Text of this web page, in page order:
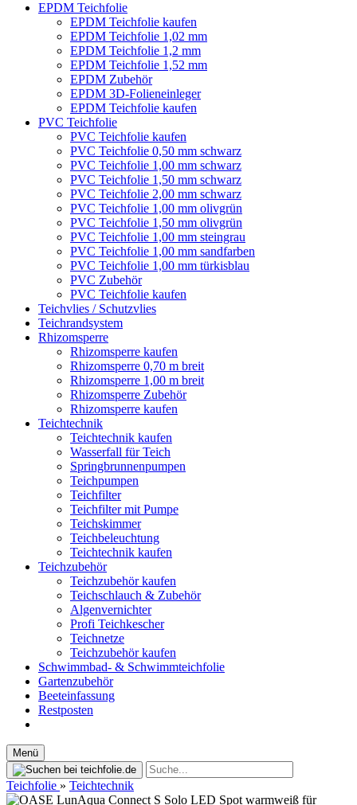
EPDM Teichfolie
EPDM Teichfolie kaufen
EPDM Teichfolie 1,02 mm
EPDM Teichfolie 1,2 mm
EPDM Teichfolie 1,52 mm
EPDM Zubehör
EPDM 3D-Folieneinleger
EPDM Teichfolie kaufen
PVC Teichfolie
PVC Teichfolie kaufen
PVC Teichfolie 0,50 mm schwarz
PVC Teichfolie 1,00 mm schwarz
PVC Teichfolie 1,50 mm schwarz
PVC Teichfolie 2,00 mm schwarz
PVC Teichfolie 1,00 mm olivgrün
PVC Teichfolie 1,50 mm olivgrün
PVC Teichfolie 1,00 mm steingrau
PVC Teichfolie 1,00 mm sandfarben
PVC Teichfolie 1,00 mm türkisblau
PVC Zubehör
PVC Teichfolie kaufen
Teichvlies / Schutzvlies
Teichrandsystem
Rhizomsperre
Rhizomsperre kaufen
Rhizomsperre 0,70 m breit
Rhizomsperre 1,00 m breit
Rhizomsperre Zubehör
Rhizomsperre kaufen
Teichtechnik
Teichtechnik kaufen
Wasserfall für Teich
Springbrunnenpumpen
Teichpumpen
Teichfilter
Teichfilter mit Pumpe
Teichskimmer
Teichbeleuchtung
Teichtechnik kaufen
Teichzubehör
Teichzubehör kaufen
Teichschlauch & Zubehör
Algenvernichter
Profi Teichkescher
Teichnetze
Teichzubehör kaufen
Schwimmbad- & Schwimmteichfolie
Gartenzubehör
Beeteinfassung
Restposten
Menü
Teichfolie » Teichtechnik